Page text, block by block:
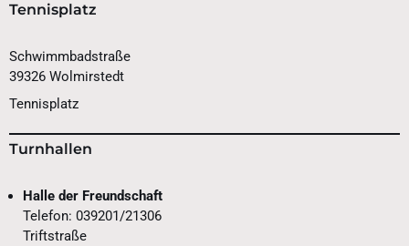
Tennisplatz
Schwimmbadstraße
39326 Wolmirstedt
Tennisplatz
Turnhallen
Halle der Freundschaft
Telefon: 039201/21306
Triftstraße